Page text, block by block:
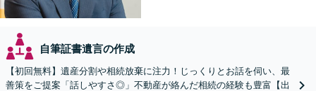
自筆証書遺言の作成
【初回無料】遺産分割や相続放棄に注力！じっくりとお話を伺い、最
善策をご提案「話しやすさ◎」不動産が絡んだ相続の経験も豊富【出